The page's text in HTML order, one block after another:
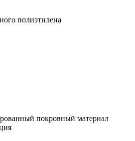
полиэтилена
покровный материал